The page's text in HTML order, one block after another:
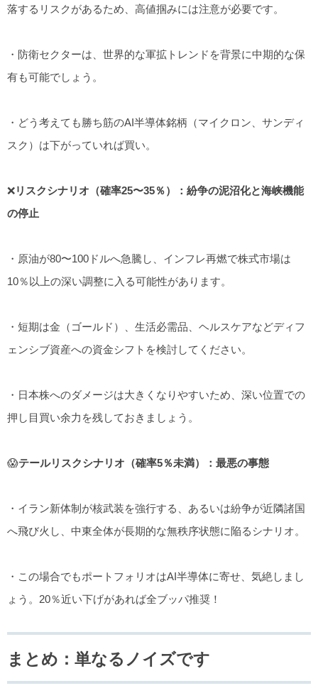
落するリスクがあるため、高値掴みには注意が必要です。
・防衛セクターは、世界的な軍拡トレンドを背景に中期的な保
有も可能でしょう。
・どう考えても勝ち筋のAI半導体銘柄（マイクロン、サンディ
スク）は下がっていれば買い。
❌リスクシナリオ（確率25〜35％）：紛争の泥沼化と海峡機能
の停止
・原油が80〜100ドルへ急騰し、インフレ再燃で株式市場は
10％以上の深い調整に入る可能性があります。
・短期は金（ゴールド）、生活必需品、ヘルスケアなどディフ
ェンシブ資産への資金シフトを検討してください。
・日本株へのダメージは大きくなりやすいため、深い位置での
押し目買い余力を残しておきましょう。
😱テールリスクシナリオ（確率5％未満）：最悪の事態
・イラン新体制が核武装を強行する、あるいは紛争が近隣諸国
へ飛び火し、中東全体が長期的な無秩序状態に陥るシナリオ。
・この場合でもポートフォリオはAI半導体に寄せ、気絶しまし
ょう。20％近い下げがあれば全ブッパ推奨！
まとめ：単なるノイズです